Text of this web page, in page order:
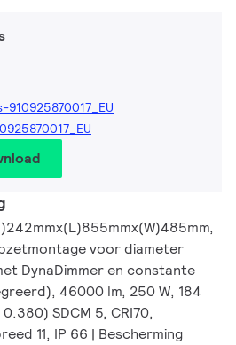
voor diameter
DynaDimmer en constante
46000 lm, 250 W, 184
SDCM 5, CRI70,
11, IP 66 | Bescherming